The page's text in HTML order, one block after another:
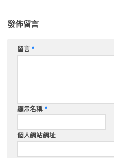
發佈留言
留言 *
顯示名稱 *
個人網站網址